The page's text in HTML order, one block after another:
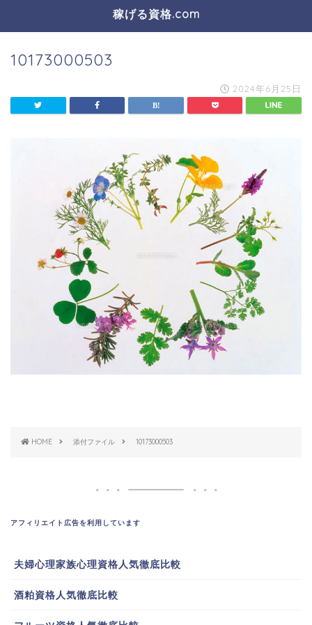
稼げる資格.com
10173000503
2024年6月25日
HOME 添付ファイル 10173000503
アフィリエイト広告を利用しています
夫婦心理家族心理資格人気徹底比較
酒粕資格人気徹底比較